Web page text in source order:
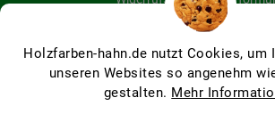
Holzfarben-hahn.de nutzt Cookies, um
unseren Websites so angenehm
gestalten. Mehr
Blog